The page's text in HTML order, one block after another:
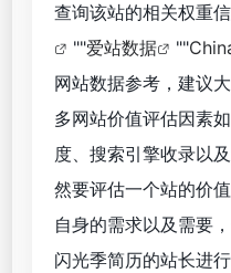
查询该站的相关权重
""爱站数据 ""
网站数据参考，建议
多网站价值评估因素
度、搜索引擎收录以
然要评估一个站的价
自身的需求以及需要
闪光季简历的站长进